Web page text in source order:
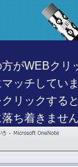
がWEBクリ
ッチしてい
リックする
ち着きません